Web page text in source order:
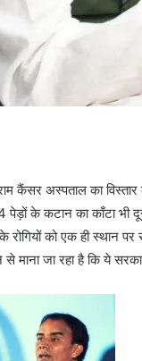
कैंसर अस्पताल का
के कटान का काँटा भी
रोगियों को एक ही स्थान
माना जा रहा है कि ये